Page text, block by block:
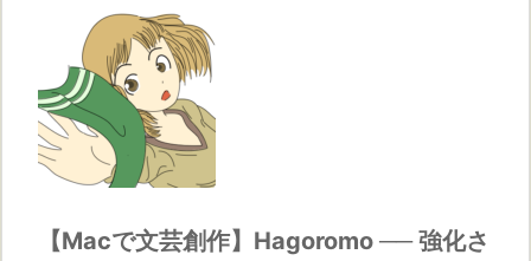
【Macで文芸創作】Hagoromo ── 強化さ